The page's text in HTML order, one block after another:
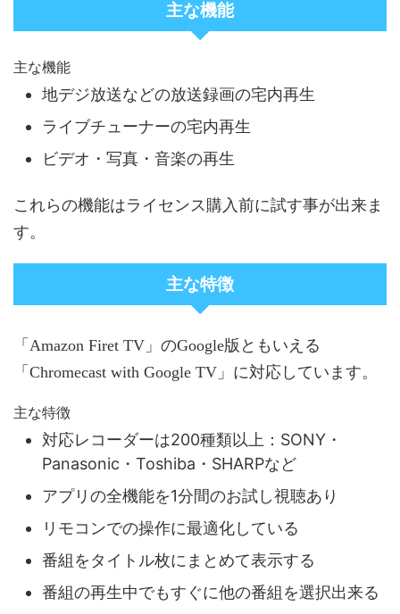
主な機能
主な機能
地デジ放送などの放送録画の宅内再生
ライブチューナーの宅内再生
ビデオ・写真・音楽の再生
これらの機能はライセンス購入前に試す事が出来ま
す。
主な特徴
「Amazon Firet TV」のGoogle版ともいえる
「Chromecast with Google TV」に対応しています。
主な特徴
対応レコーダーは200種類以上：SONY・
Panasonic・Toshiba・SHARPなど
アプリの全機能を1分間のお試し視聴あり
リモコンでの操作に最適化している
番組をタイトル枚にまとめて表示する
番組の再生中でもすぐに他の番組を選択出来る